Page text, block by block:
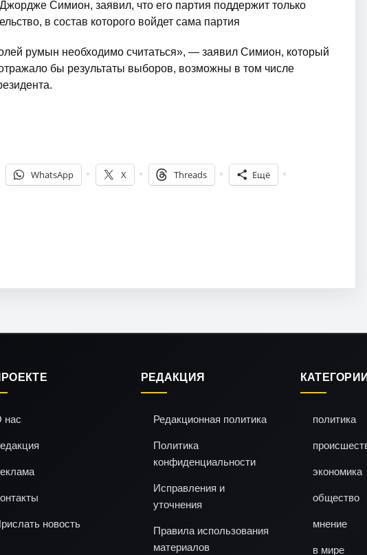
Симион, заявил, что его партия поддержит только
в состав которого войдет сама партия
румын необходимо считаться», — заявил Симион, который
бы результаты выборов, возможны в том числе
WhatsApp X Threads Ещё
нас
новость
РЕДАКЦИЯ
Редакционная политика
Политика
конфиденциальности
Исправления и
уточнения
Правила использования
материалов
политика
экономика
общество
мнение
в мире